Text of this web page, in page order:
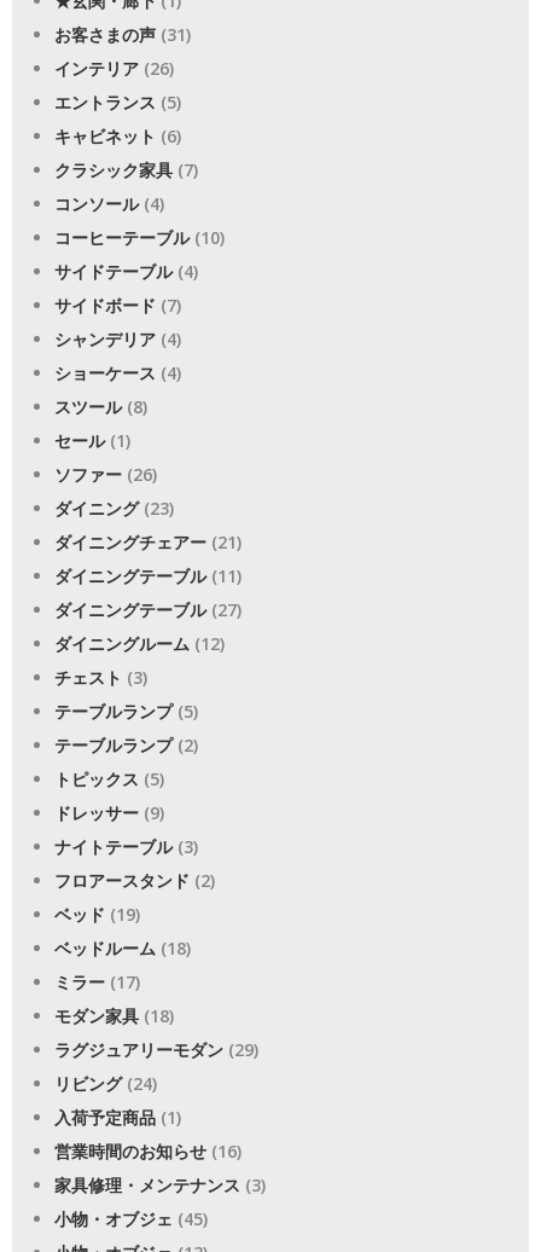
お客さまの声 (31)
インテリア (26)
エントランス (5)
キャビネット (6)
クラシック家具 (7)
コンソール(4)
コーヒーテーブル(10)
サイドテーブル(4)
サイドボード (7)
シャンデリア (4)
ショーケース (4)
スツール(8)
セール(1)
ソファー (26)
ダイニング(23)
ダイニングチェアー (21)
ダイニングテーブル(11)
ダイニングテーブル(27)
ダイニングルーム (12)
チェスト (3)
テーブルランプ(5)
テーブルランプ(2)
トピックス (5)
ドレッサー (9)
ナイトテーブル(3)
フロアースタンド (2)
ベッド (19)
ベッドルーム (18)
ミラー (17)
モダン家具 (18)
ラグジュアリーモダン (29)
リビング(24)
入荷予定商品 (1)
営業時間のお知らせ (16)
家具修理・メンテナンス (3)
小物・オブジェ (45)